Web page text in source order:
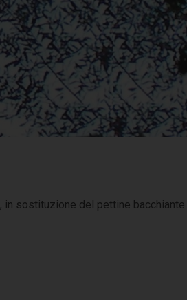
, in sostituzione del pettine bacchiante.